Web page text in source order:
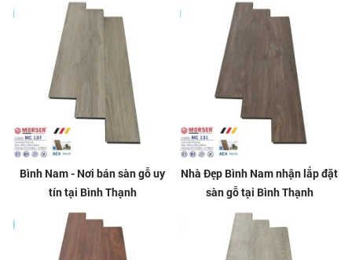
Bình Nam - Nơi bán sàn gỗ uy
tín tại Bình Thạnh
Nhà Đẹp Bình Nam nhận lắp đặt
sàn gỗ tại Bình Thạnh